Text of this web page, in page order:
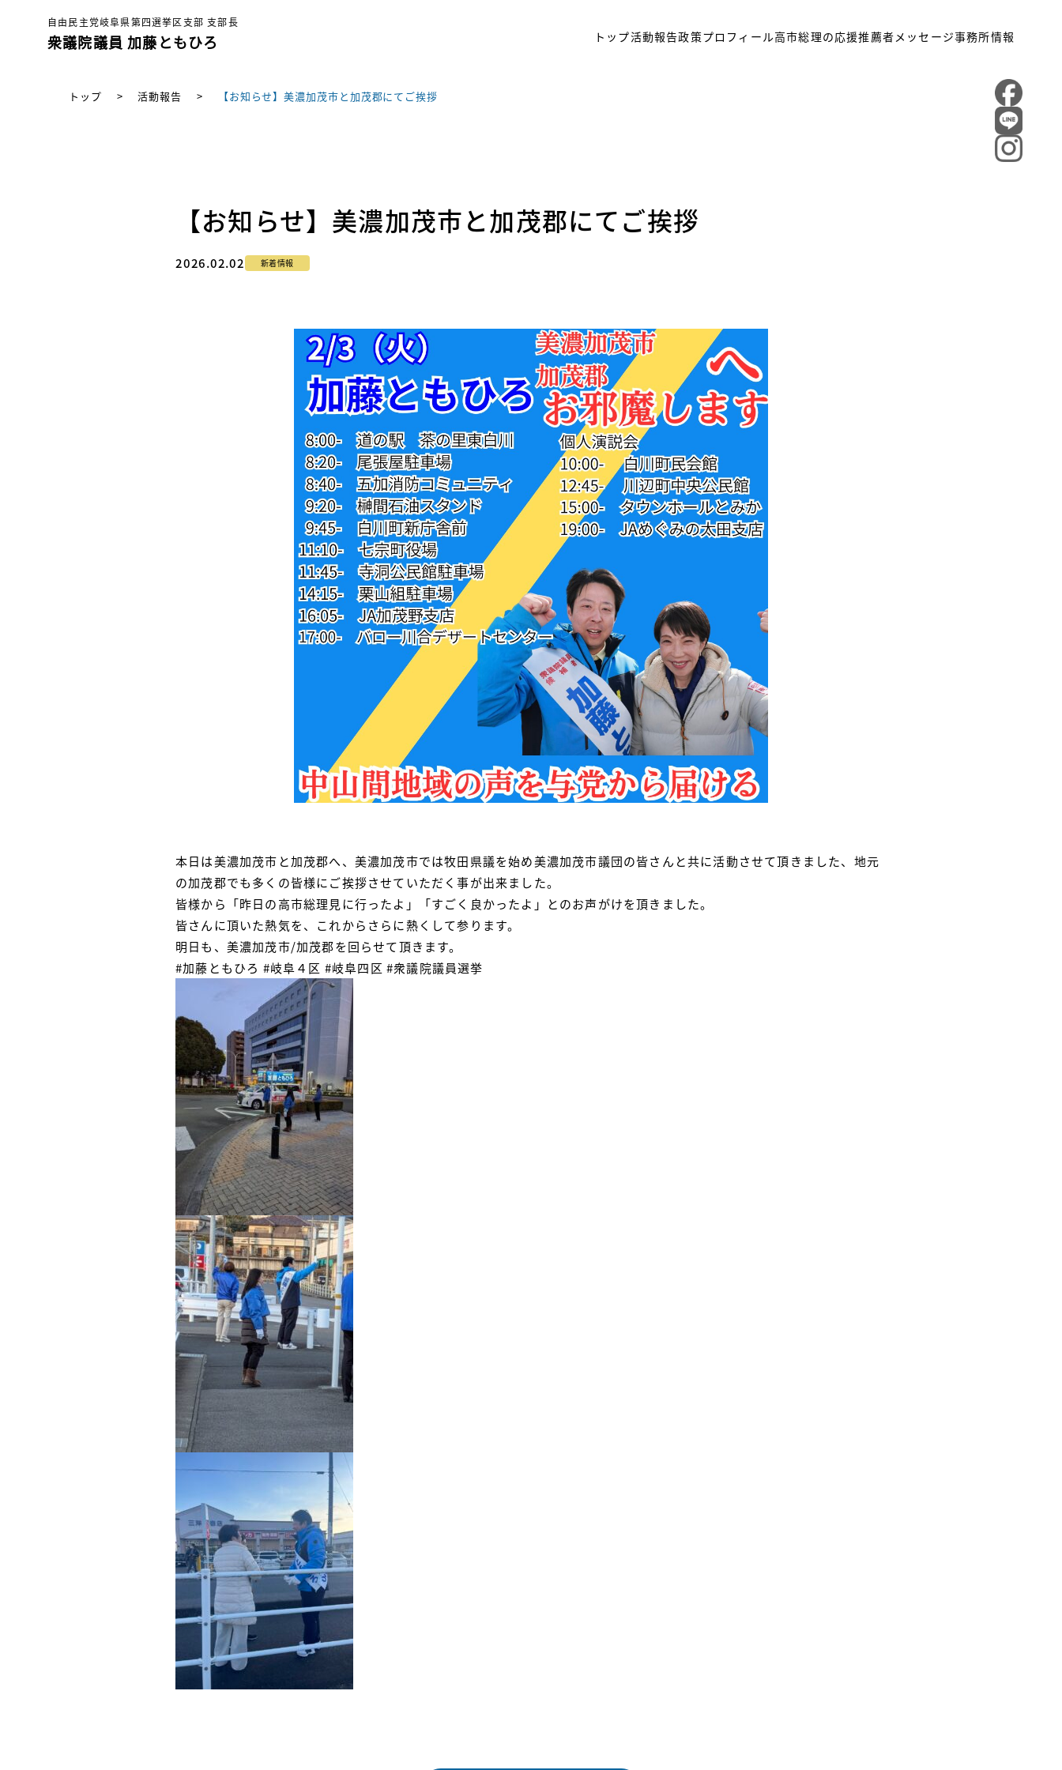
自由民主党岐阜県第四選挙区支部 支部長
衆議院議員 加藤ともひろ トップ活動報告政策プロフィール高市総理の応援推薦者メッセージ事務所情報
トップ > 活動報告 > 【お知らせ】美濃加茂市と加茂郡にてご挨拶
【お知らせ】美濃加茂市と加茂郡にてご挨拶
2026.02.02 新着情報
本日は美濃加茂市と加茂郡へ、美濃加茂市では牧田県議を始め美濃加茂市議団の皆さんと共に活動させて頂きました、地元
の加茂郡でも多くの皆様にご挨拶させていただく事が出来ました。
皆様から「昨日の高市総理見に行ったよ」「すごく良かったよ」とのお声がけを頂きました。
皆さんに頂いた熱気を、これからさらに熱くして参ります。
明日も、美濃加茂市/加茂郡を回らせて頂きます。
#加藤ともひろ #岐阜４区 #岐阜四区 #衆議院議員選挙